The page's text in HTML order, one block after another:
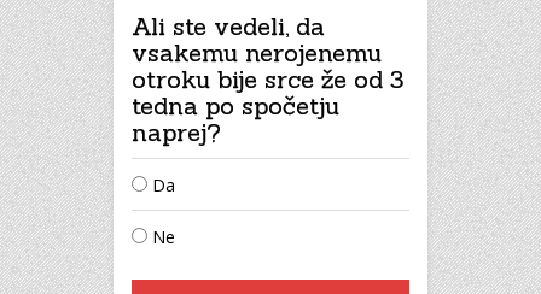
Ali ste vedeli, da
vsakemu nerojenemu
otroku bije srce že od 3
tedna po spočetju
naprej?
Da
Ne